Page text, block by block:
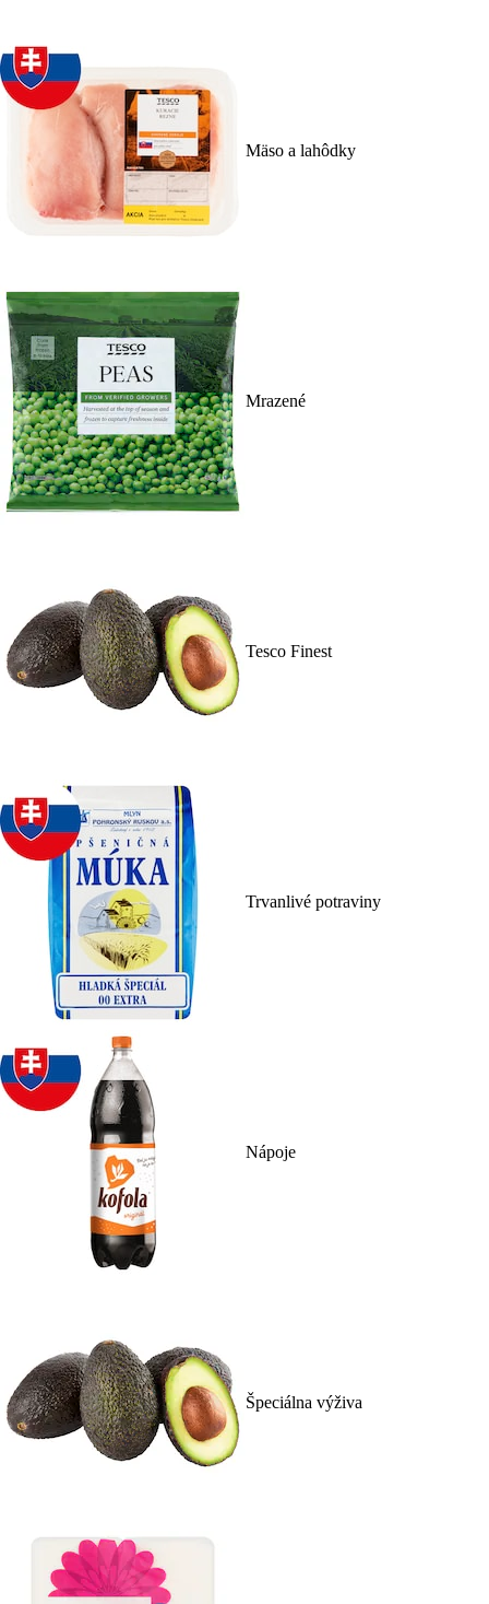
Mäso a lahôdky
Mrazené
Tesco Finest
Trvanlivé potraviny
Nápoje
Špeciálna výživa